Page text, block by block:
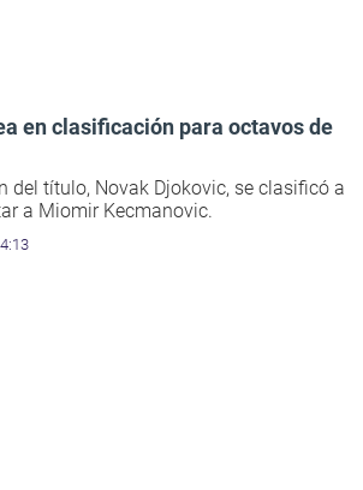
en clasificación para octavos de
del título, Novak Djokovic, se clasificó a
a Miomir Kecmanovic.